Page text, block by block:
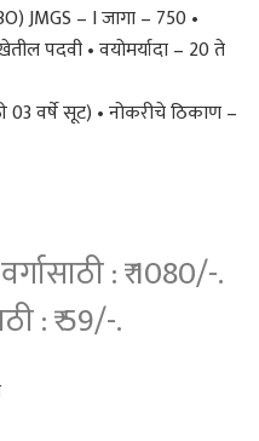
JMGS – I जागा – 750 •
पदवी • वयोमर्यादा – 20 ते
03 वर्षे सूट) • नोकरीचे ठिकाण –
: ₹ 1080/-.
: ₹ 59/-.